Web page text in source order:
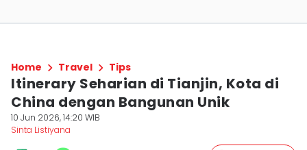
Home Travel Tips
Itinerary Seharian di Tianjin, Kota di
China dengan Bangunan Unik
10 Jun 2026, 14:20 WIB
Sinta Listiyana